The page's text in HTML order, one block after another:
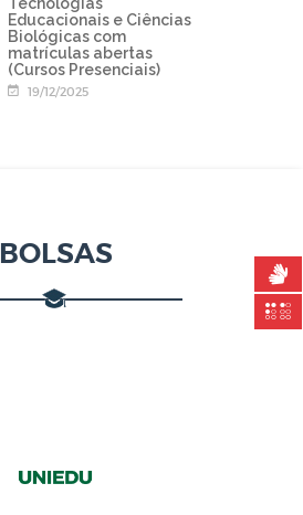
Educacionais e Ciências
Biológicas com
matrículas abertas
(Cursos Presenciais)
19/12/2025
BOLSAS